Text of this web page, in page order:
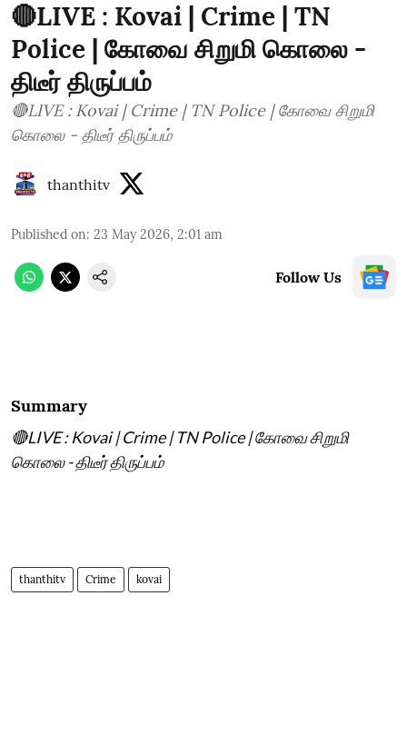
🔴LIVE : Kovai | Crime | TN
Police | கோவை சிறுமி கொலை -
திடீர் திருப்பம்
🔴LIVE : Kovai | Crime | TN Police | கோவை சிறுமி
கொலை - திடீர் திருப்பம்
thanthitv
Published on: 23 May 2026, 2:01 am
Follow Us
Summary
🔴LIVE : Kovai | Crime | TN Police | கோவை சிறுமி
கொலை - திடீர் திருப்பம்
thanthitv Crime kovai